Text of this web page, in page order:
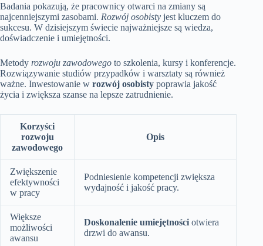
Badania pokazują, że pracownicy otwarci na zmiany są
najcenniejszymi zasobami. Rozwój osobisty jest kluczem do
sukcesu. W dzisiejszym świecie najważniejsze są wiedza,
doświadczenie i umiejętności.
Metody rozwoju zawodowego to szkolenia, kursy i konferencje.
Rozwiązywanie studiów przypadków i warsztaty są również
ważne. Inwestowanie w rozwój osobisty poprawia jakość
życia i zwiększa szanse na lepsze zatrudnienie.
Korzyści
rozwoju
zawodowego
Opis
Zwiększenie
efektywności
w pracy
Podniesienie kompetencji zwiększa
wydajność i jakość pracy.
Większe
możliwości
awansu
Doskonalenie umiejętności otwiera
drzwi do awansu.